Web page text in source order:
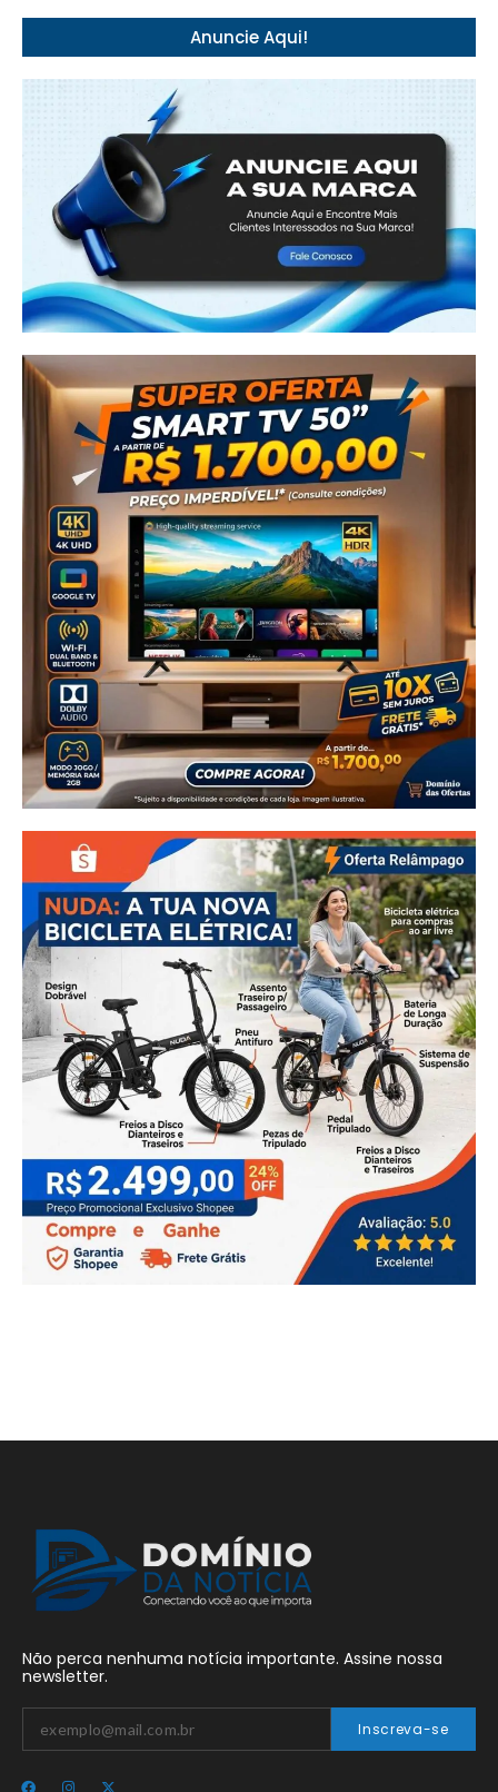
Anuncie Aqui!
Não perca nenhuma notícia importante. Assine nossa
newsletter.
Inscreva-se